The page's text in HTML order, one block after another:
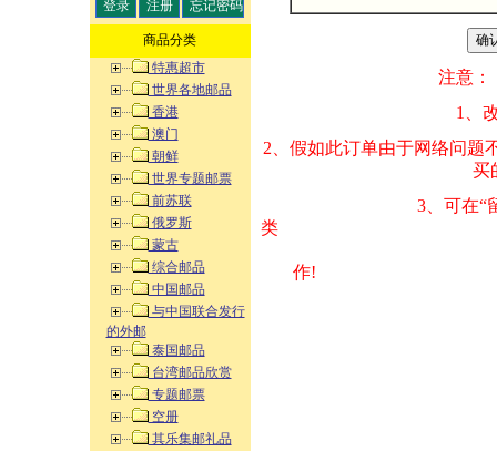
商品分类
特惠超市
世界各地邮品
香港
澳门
朝鲜
世界专题邮票
前苏联
俄罗斯
蒙古
综合邮品
中国邮品
与中国联合发行
的外邮
泰国邮品
台湾邮品欣赏
专题邮票
空册
其乐集邮礼品
注意：
1、改变商品数量
2、假如此订单由
买的邮品的“
3、可在“
类 方式告之
作!